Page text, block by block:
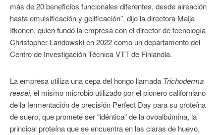
más de 20 beneficios funcionales diferentes, desde aireación
hasta emulsificación y gelificación”, dijo la directora Maija
Itkonen, quien fundó la empresa con el director de tecnología
Christopher Landowski en 2022 como un departamento del
Centro de Investigación Técnica VTT de Finlandia.
La empresa utiliza una cepa del hongo llamada Trichoderma
reesei, el mismo microbio utilizado por el pionero californiano
de la fermentación de precisión Perfect Day para su proteína
de suero, que promete ser “idéntica” de la ovoalbúmina, la
principal proteína que se encuentra en las claras de huevo,